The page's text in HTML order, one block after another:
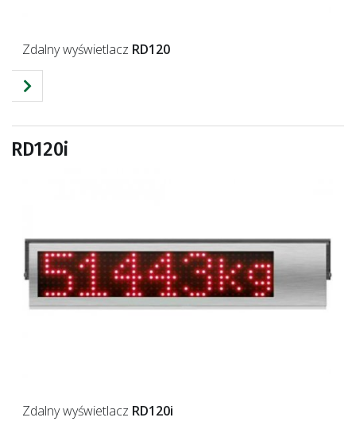
Zdalny wyświetlacz RD120
RD120i
Zdalny wyświetlacz RD120i